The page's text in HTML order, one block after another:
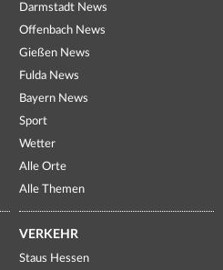
Darmstadt News
Offenbach News
Gießen News
Fulda News
Bayern News
Sport
Wetter
Alle Orte
Alle Themen
VERKEHR
Staus Hessen